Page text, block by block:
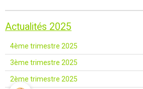
Actualités 2025
4ème trimestre 2025
3ème trimestre 2025
2ème trimestre 2025